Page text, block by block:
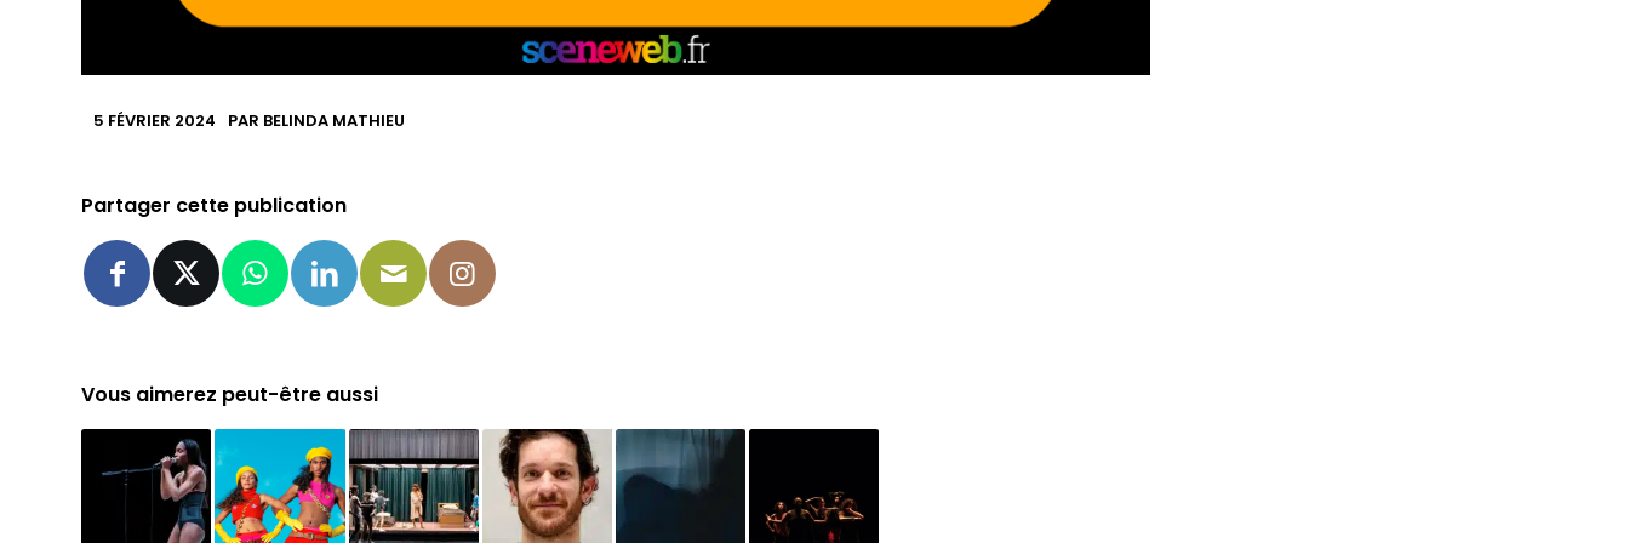
5 FÉVRIER 2024 PAR BELINDA MATHIEU
Partager cette publication
Vous aimerez peut-être aussi